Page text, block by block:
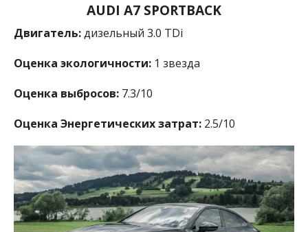
AUDI A7 SPORTBACK
Двигатель:дизельный 3.0 TDi
Оценка экологичности: 1 звезда
Оценка выбросов: 7.3/10
Оценка Энергетических затрат: 2.5/10